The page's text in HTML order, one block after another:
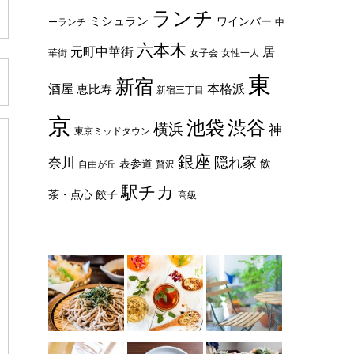
ーランチ ミシュラン ランチ ワインバー 中
華街 元町中華街 六本木 女子会 女性一人 居
酒屋 恵比寿 新宿 新宿三丁目 本格派 東
京 東京ミッドタウン 横浜池袋渋谷 神
奈川 自由が丘 表参道 贅沢 銀座 隠れ家 飲
茶・点心 餃子 駅チカ 高級